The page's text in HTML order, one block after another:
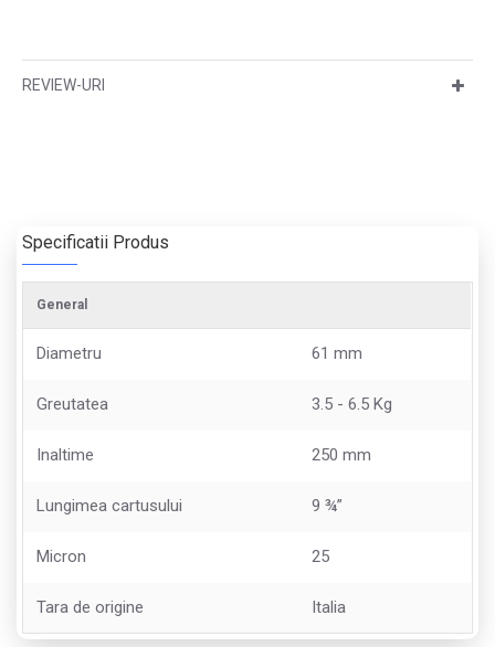
REVIEW-URI
Specificatii Produs
General
Diametru 61 mm
Greutatea 3.5 - 6.5 Kg
Inaltime 250 mm
Lungimea cartusului 9 ¾”
Micron 25
Tara de origine Italia